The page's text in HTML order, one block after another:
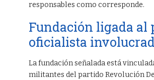
responsables como corresponde.
Fundación ligada al
oficialista
La fundación señalada está
militantes del partido Revolución